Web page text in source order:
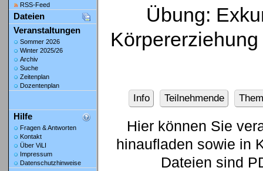
RSS-Feed
Dateien
Veranstaltungen
Sommer 2026
Winter 2025/26
Archiv
Suche
Zeitenplan
Dozentenplan
Hilfe
Fragen & Antworten
Kontakt
Über ViLI
Impressum
Datenschutzhinweise
Übung:
Info Teilnehmende
Hier können Sie
hinaufladen sowie in
Dateien sind